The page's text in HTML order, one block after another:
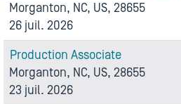
Morganton, NC, US, 28655
26 juil. 2026
Production Associate
Morganton, NC, US, 28655
23 juil. 2026